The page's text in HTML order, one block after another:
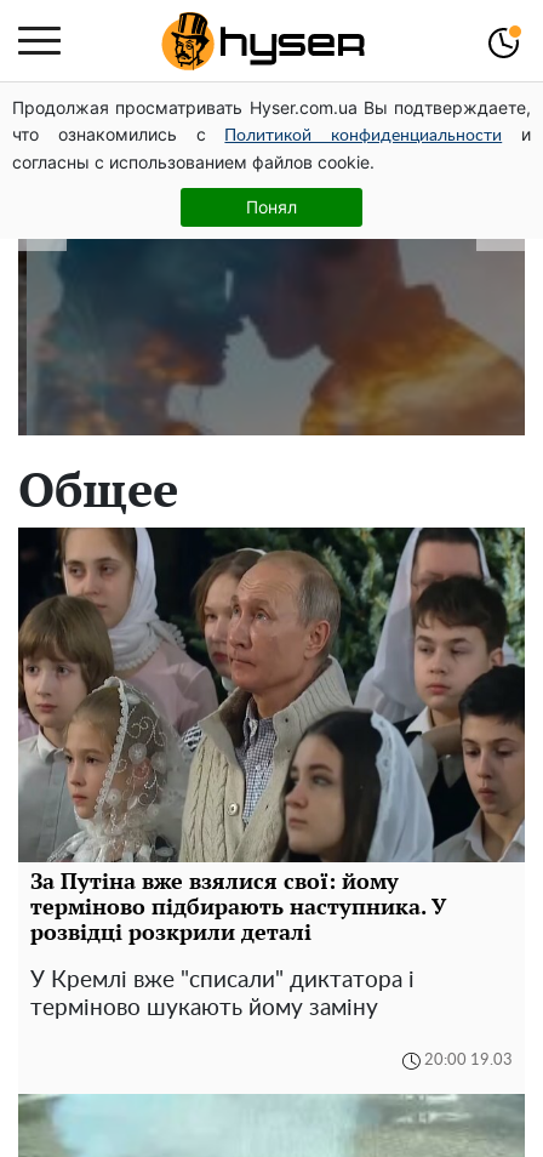
Продолжая просматривать Hyser.com.ua Вы подтверждаете,
что ознакомились с
Политикой конфиденциальности
и
согласны с использованием файлов cookie.
Понял
В які дати народжуються найвірніші
чоловіки: краще одразу перевірити,
щоб потім не страждати
Общее
За Путіна вже взялися свої: йому
терміново підбирають наступника. У
розвідці розкрили деталі
У Кремлі вже "списали" диктатора і
терміново шукають йому заміну
20:00 19.03